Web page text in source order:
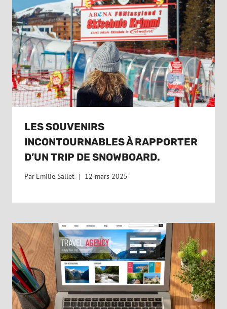
LES SOUVENIRS
INCONTOURNABLES À RAPPORTER
D’UN TRIP DE SNOWBOARD.
Par Emilie Sallet 12 mars 2025